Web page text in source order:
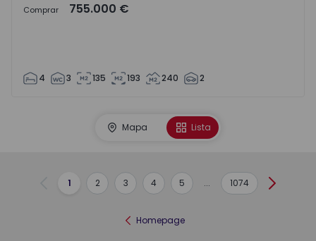
Comprar 755.000 €
4 3 135 193 240 2
Mapa Lista
Anterior
1 2 3 4 5 ... 1074
Homepage